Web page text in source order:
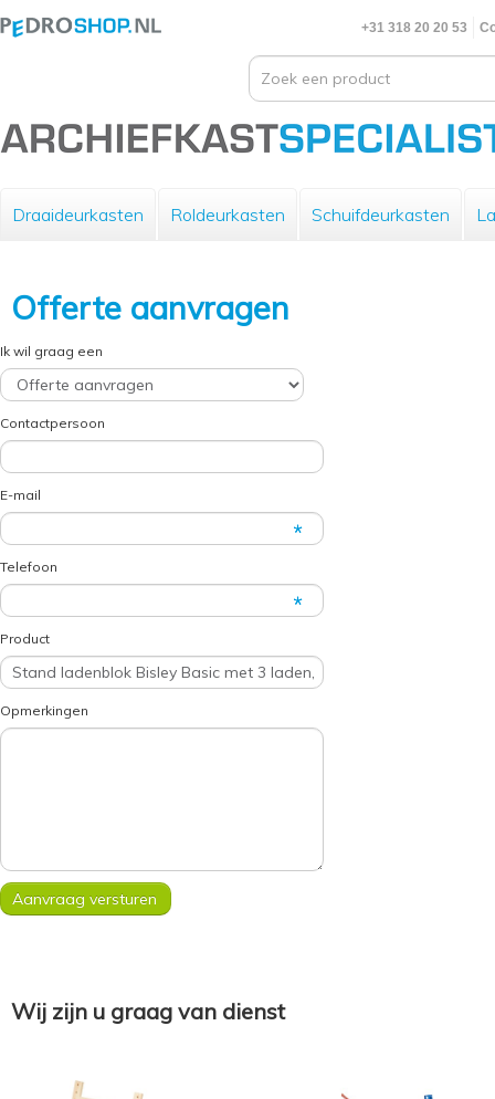
+31 318 20 20 53
Draaideurkasten Roldeurkasten Schuifdeurkasten
Offerte aanvragen
Ik wil graag een
Contactpersoon
E-mail
Telefoon
Product
Opmerkingen
Wij zijn u graag van dienst